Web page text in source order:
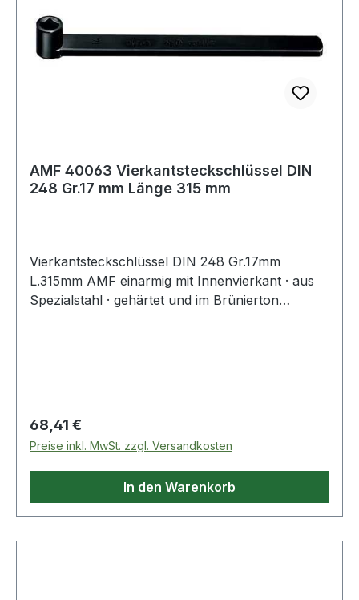
AMF 40063 Vierkantsteckschlüssel DIN
248 Gr.17 mm Länge 315 mm
Vierkantsteckschlüssel DIN 248 Gr.17mm
L.315mm AMF einarmig mit Innenvierkant · aus
Spezialstahl · gehärtet und im Brünierton
Regulärer Preis:
68,41 €
Preise inkl. MwSt. zzgl. Versandkosten
In den Warenkorb